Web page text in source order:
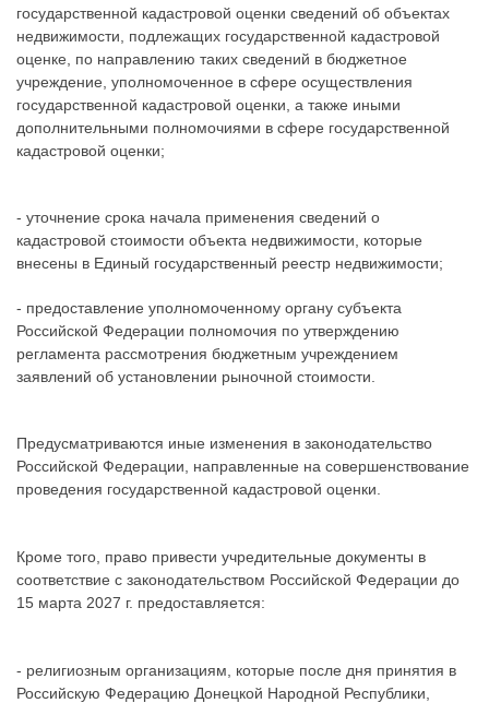
государственной кадастровой оценки сведений об объектах
недвижимости, подлежащих государственной кадастровой
оценке, по направлению таких сведений в бюджетное
учреждение, уполномоченное в сфере осуществления
государственной кадастровой оценки, а также иными
дополнительными полномочиями в сфере государственной
кадастровой оценки;
- уточнение срока начала применения сведений о
кадастровой стоимости объекта недвижимости, которые
внесены в Единый государственный реестр недвижимости;
- предоставление уполномоченному органу субъекта
Российской Федерации полномочия по утверждению
регламента рассмотрения бюджетным учреждением
заявлений об установлении рыночной стоимости.
Предусматриваются иные изменения в законодательство
Российской Федерации, направленные на совершенствование
проведения государственной кадастровой оценки.
Кроме того, право привести учредительные документы в
соответствие с законодательством Российской Федерации до
15 марта 2027 г. предоставляется:
- религиозным организациям, которые после дня принятия в
Российскую Федерацию Донецкой Народной Республики,